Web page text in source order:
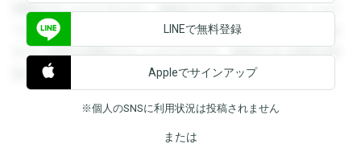
閲覧することができます。登録すると回答を閲覧することが
できます。登録すると回答を閲覧することができます。登録
すると回答を閲覧することができます。登録すると回答を閲
覧することができます。
LINEで無料登録
Appleでサインアップ
※個人のSNSに利用状況は投稿されません
または